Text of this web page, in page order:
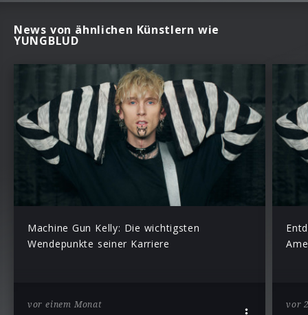
News von ähnlichen Künstlern wie
YUNGBLUD
Machine Gun Kelly: Die wichtigsten
Wendepunkte seiner Karriere
vor einem Monat vor